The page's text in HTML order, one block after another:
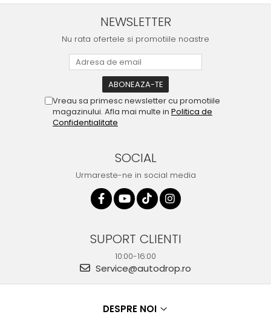
ajute. M-a indrumat pas cu
pas si mi-a atras atentia ca
nu era conectat cablul de
video de la camera OE...
rânduri. Foarte serviabili,
livrare rapidă, suport tehnic,
totul impecabil, o să revin la
ei și pentru vi...
NEWSLETTER
Nu rata ofertele si promotiile noastre
Vreau sa primesc newsletter cu promotiile
magazinului. Afla mai multe in Politica de
Confidentialitate
SOCIAL
Urmareste-ne in social media
SUPORT CLIENTI
10:00-16:00
Service@autodrop.ro
DESPRE NOI